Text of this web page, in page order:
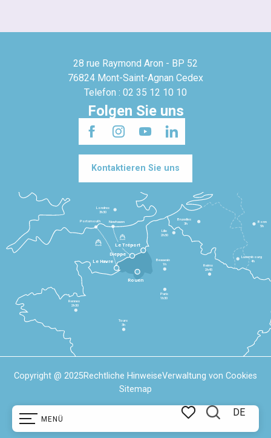
MENÜ
Voir les favoris
Suche
DE
28 rue Raymond Aron - BP 52
76824 Mont-Saint-Agnan Cedex
Telefon : 02 35 12 10 10
Folgen Sie uns
Kontaktieren Sie uns
Le Havre
Dieppe
Le Tréport
Rennes
2h30
Tours
3h
Paris
1h30
Beauvais
1h
Reims
2h45
Lille
2h30
Bruxelles
3h
Londres
3h30
Newhaven
Portsmouth
Bonn
5h
Luxembourg
4h
Rouen
Copyright @ 2025Rechtliche HinweiseVerwaltung von Cookies
Sitemap